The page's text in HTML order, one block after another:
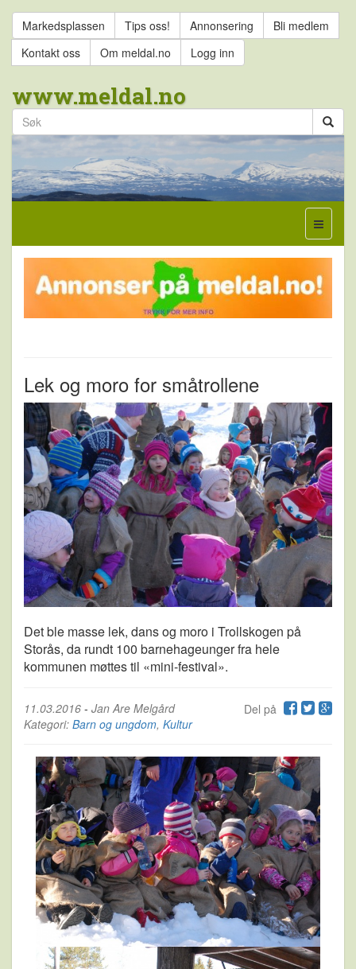
Markedsplassen Tips oss! Annonsering
Bli medlem
Kontakt oss
Om meldal.no Logg inn
www.meldal.no
Lek og moro for småtrollene
Det ble masse lek, dans og moro i Trollskogen på
Storås, da rundt 100 barnehageunger fra hele
kommunen møttes til «mini-festival».
Del på
11.03.2016 - Jan Are Melgård
Kategori: Barn og ungdom, Kultur